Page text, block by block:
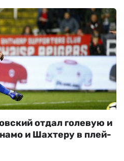
отдал голевую и
и Шахтеру в плей-